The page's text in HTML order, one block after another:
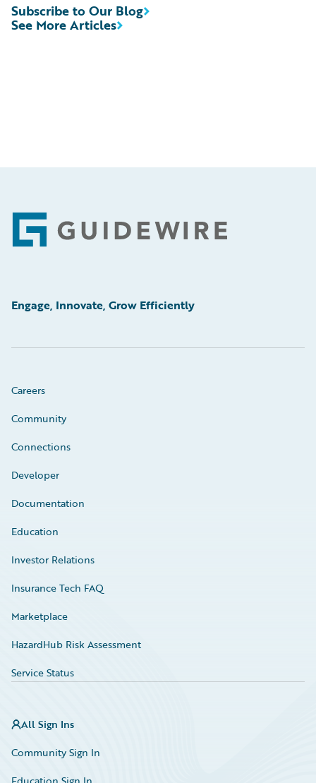
See More Articles
Subscribe to Our Blog
Footer
Engage, Innovate, Grow Efficiently
Careers
Community
Connections
Developer
Documentation
Education
Investor Relations
Insurance Tech FAQ
Marketplace
HazardHub Risk Assessment
Service Status
All Sign Ins
Community Sign In